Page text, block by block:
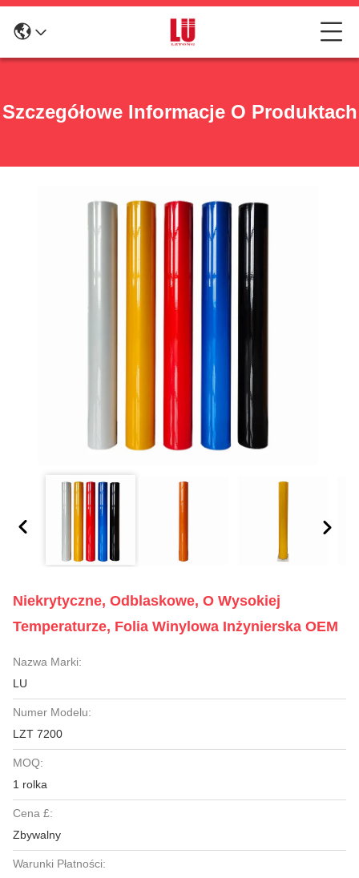
Szczegółowe Informacje O Produktach
Niekrytyczne, Odblaskowe, O Wysokiej
Temperaturze, Folia Winylowa Inżynierska OEM
Nazwa Marki:
LU
Numer Modelu:
LZT 7200
MOQ:
1 rolka
Cena £:
Zbywalny
Warunki Płatności: